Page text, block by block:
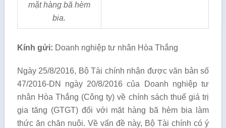
mặt hàng bãhèm
bia.
Kính gửi: Doanh nghiệp tư nhân Hòa Thắng
Ngày 25/8/2016, Bộ Tài chính nhận được văn bản số
47/2016-DN ngày 20/8/2016 của Doanh nghiệp tư
nhân Hòa Thắng (Công ty) về chính sách thuế giá trị
gia tăng (GTGT) đối với mặt hàng bã hèm bia làm
thức ăn chăn nuôi. Về vấn đề này, Bộ Tài chính có ý